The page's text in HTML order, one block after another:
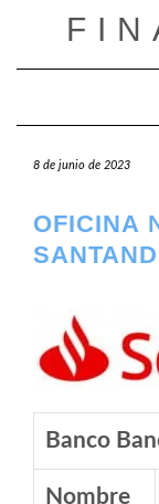
8 de junio de 2023
OFICINA
Banco
Nombre